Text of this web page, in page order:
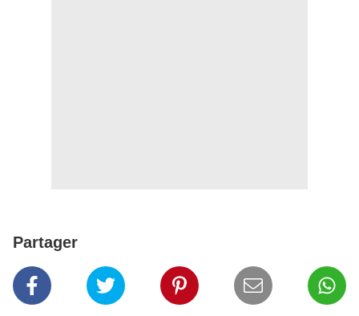
Partager